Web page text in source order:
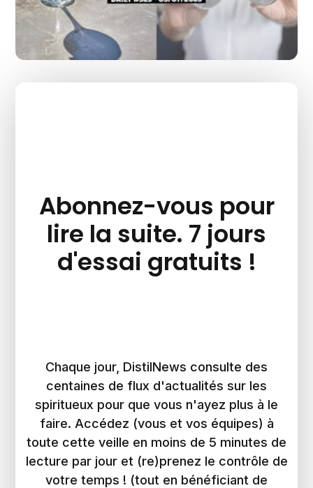
Abonnez-vous pour
lire la suite. 7 jours
d'essai gratuits !
Chaque jour, DistilNews consulte des
centaines de flux d'actualités sur les
spiritueux pour que vous n'ayez plus à le
faire. Accédez (vous et vos équipes) à
toute cette veille en moins de 5 minutes de
lecture par jour et (re)prenez le contrôle de
votre temps ! (tout en bénéficiant de